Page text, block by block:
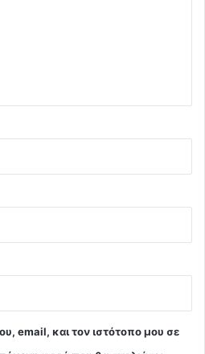
email, και τον ιστότοπο μου σε